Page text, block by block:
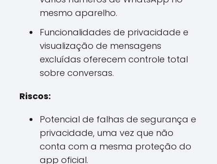
mesmo aparelho.
Funcionalidades de privacidade e
visualização de mensagens
excluídas oferecem controle total
sobre conversas.
Riscos:
Potencial de falhas de segurança e
privacidade, uma vez que não
conta com a mesma proteção do
app oficial.